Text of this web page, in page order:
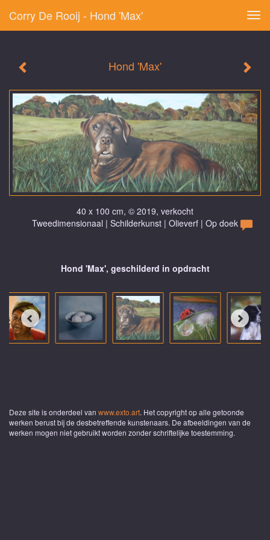
Corry De Rooij - Hond 'Max'
Hond 'Max'
40 x 100 cm, © 2019, verkocht
Tweedimensionaal | Schilderkunst | Olieverf | Op doek
Hond 'Max', geschilderd in opdracht
Deze site is onderdeel van www.exto.art. Het copyright op alle getoonde
werken berust bij de desbetreffende kunstenaars. De afbeeldingen van de
werken mogen niet gebruikt worden zonder schriftelijke toestemming.